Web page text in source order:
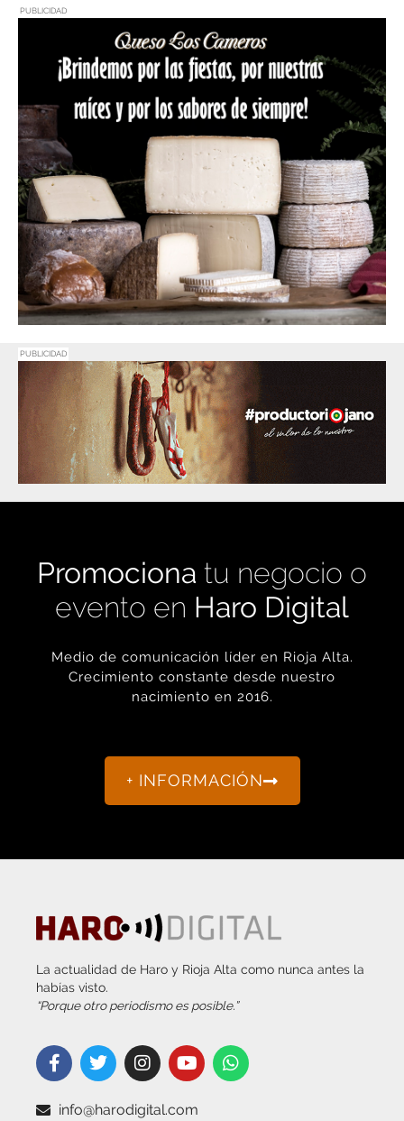
PUBLICIDAD
PUBLICIDAD
Promociona tu negocio o
evento en Haro Digital
Medio de comunicación líder en Rioja Alta.
Crecimiento constante desde nuestro
nacimiento en 2016.
+ INFORMACIÓN
La actualidad de Haro y Rioja Alta como nunca antes la
habías visto.
“Porque otro periodismo es posible.”
info@harodigital.com